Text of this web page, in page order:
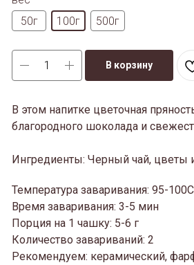
50г
100г 500г
В корзину
В этом напитке цветочная
благородного шоколада и
Ингредиенты: Черный чай, цветы
Температура заваривания: 95-100С
Время заваривания: 3-5 мин
Порция на 1 чашку: 5-6 г
Количество завариваний: 2
Рекомендуем: керамический,